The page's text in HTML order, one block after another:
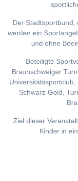
Der Stadtsportbund,
werden ein
und ohne
Beteiligte
Braunschweiger
Schwarz-Gold,
Ziel dieser
Kinder in